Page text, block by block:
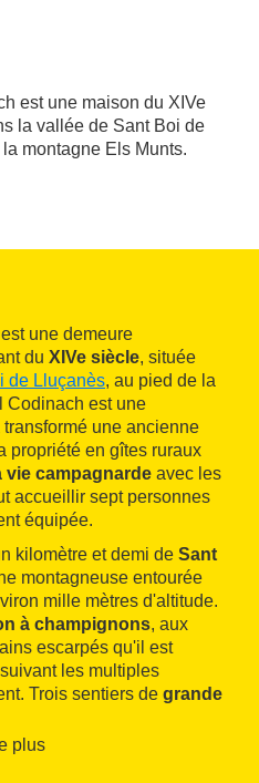
est une maison du XIVe
la vallée de Sant Boi de
montagne Els Munts.
une demeure
du XIVe siècle, située
de Lluçanès, au pied de la
Codinach est une
une ancienne
propriété en gîtes ruraux
vie campagnarde avec les
accueillir sept personnes
équipée.
kilomètre et demi de Sant
montagneuse entourée
mille mètres d'altitude.
à champignons, aux
escarpés qu'il est
les multiples
Trois sentiers de grande
à pied, en
plus